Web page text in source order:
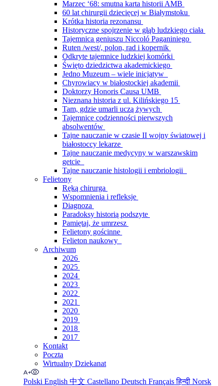
Marzec ‘68: smutna karta historii AMB
60 lat chirurgii dziecięcej w Białymstoku
Krótka historia rezonansu
Historyczne spojrzenie w głąb ludzkiego ciała
Tajemnica geniuszu Niccoló Paganiniego
Ruten /west/, polon, rad i kopernik
Odkryte tajemnice ludzkiej komórki
Święto dziedzictwa akademickiego
Jedno Muzeum – wiele inicjatyw
Chyrowiacy w białostockiej akademii
Doktorzy Honoris Causa UMB
Nieznana historia z ul. Kilińskiego 15
Tam, gdzie umarli uczą żywych
Tajemnice codzienności pierwszych
absolwentów
Tajne nauczanie w czasie II wojny światowej i
białostoccy lekarze
Tajne nauczanie medycyny w warszawskim
getcie
Tajne nauczanie histologii i embriologii
Felietony
Ręką chirurga
Wspomnienia i refleksje
Diagnoza
Paradoksy historią podszyte
Pamiętaj, że umrzesz
Felietony gościnne
Felieton naukowy
Archiwum
2026
2025
2024
2023
2022
2021
2020
2019
2018
2017
Kontakt
Poczta
Wirtualny Dziekanat
Polski English 中文 Castellano Deutsch Françaisहिन्दी Norsk